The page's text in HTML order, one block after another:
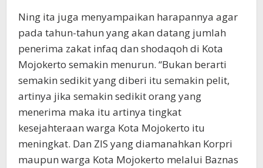
Ning ita juga menyampaikan harapannya agar
pada tahun-tahun yang akan datang jumlah
penerima zakat infaq dan shodaqoh di Kota
Mojokerto semakin menurun. “Bukan berarti
semakin sedikit yang diberi itu semakin pelit,
artinya jika semakin sedikit orang yang
menerima maka itu artinya tingkat
kesejahteraan warga Kota Mojokerto itu
meningkat. Dan ZIS yang diamanahkan Korpri
maupun warga Kota Mojokerto melalui Baznas